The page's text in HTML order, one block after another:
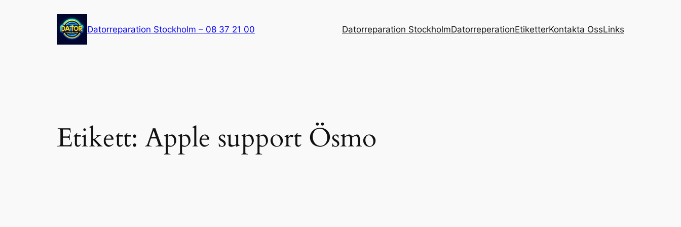
Datorreparation Stockholm – 08 37 21 00 Datorreparation StockholmDatorreperationEtiketterKontakta OssLinks
Etikett: Apple support Ösmo